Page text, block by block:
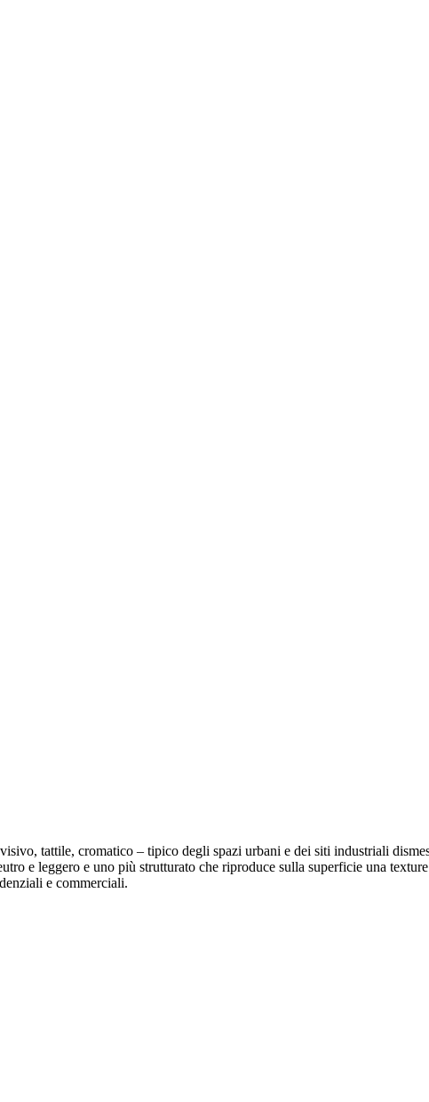
tattile, cromatico – tipico degli spazi urbani e dei siti industriali
e leggero e uno più strutturato che riproduce sulla superficie una
e commerciali.